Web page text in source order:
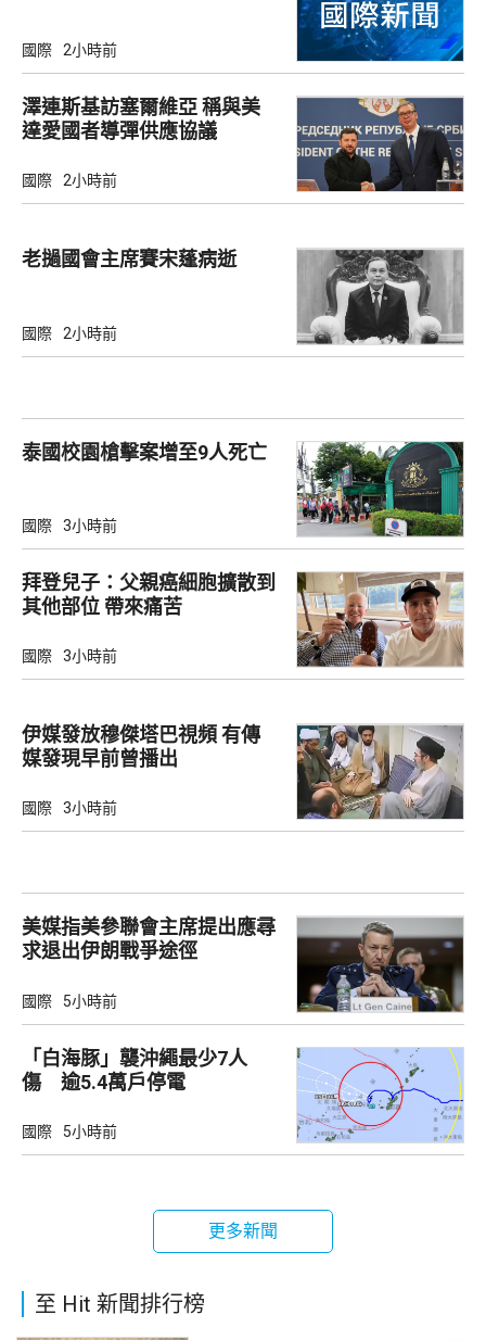
國際 2小時前
澤連斯基訪塞爾維亞 稱與美
達愛國者導彈供應協議
國際 2小時前
老撾國會主席賽宋蓬病逝
國際 2小時前
泰國校園槍擊案增至9人死亡
國際 3小時前
拜登兒子：父親癌細胞擴散到
其他部位 帶來痛苦
國際 3小時前
伊媒發放穆傑塔巴視頻 有傳
媒發現早前曾播出
國際 3小時前
美媒指美參聯會主席提出應尋
求退出伊朗戰爭途徑
國際 5小時前
「白海豚」襲沖繩最少7人
傷 逾5.4萬戶停電
國際 5小時前
更多新聞
至 Hit 新聞排行榜